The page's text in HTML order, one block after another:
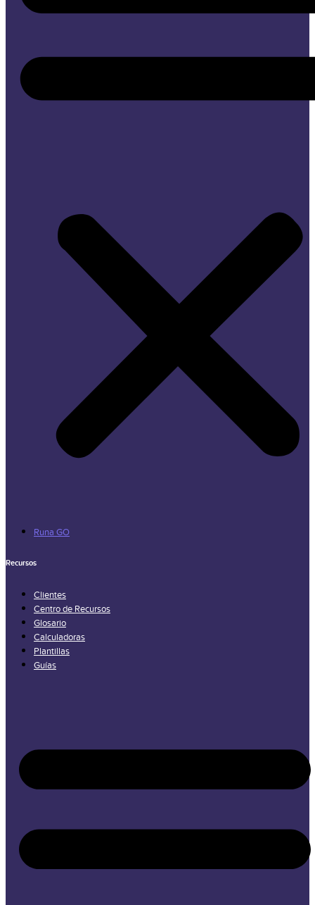
Runa GO
Recursos
Clientes
Centro de Recursos
Glosario
Calculadoras
Plantillas
Guías